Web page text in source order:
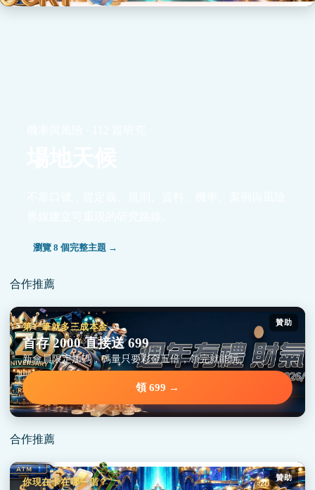
瀏覽 8 個完整主題 →
合作推薦
贊助
第一筆就多三成本金
首存 2000 直接送 699
新會員限定加碼，碼量只要彩金五倍，領完就能玩。
領 699 →
合作推薦
贊助
你現在卡在哪一階？